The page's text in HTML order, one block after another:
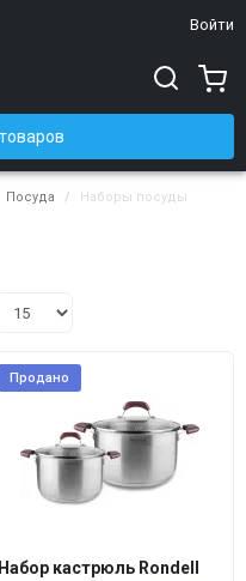
Войти
Посуда Наборы посуды
Продано
Набор кастрюль Rondell